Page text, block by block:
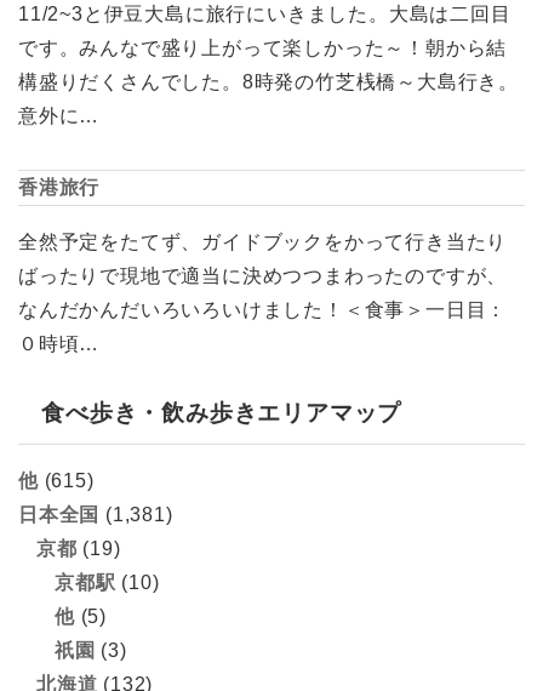
11/2~3と伊豆大島に旅行にいきました。大島は二回目
です。みんなで盛り上がって楽しかった～！朝から結
構盛りだくさんでした。8時発の竹芝桟橋～大島行き。
意外に…
香港旅行
全然予定をたてず、ガイドブックをかって行き当たり
ばったりで現地で適当に決めつつまわったのですが、
なんだかんだいろいろいけました！＜食事＞一日目：
０時頃…
食べ歩き・飲み歩きエリアマップ
他(615)
日本全国 (1,381)
京都 (19)
京都駅 (10)
他(5)
祇園 (3)
北海道 (132)